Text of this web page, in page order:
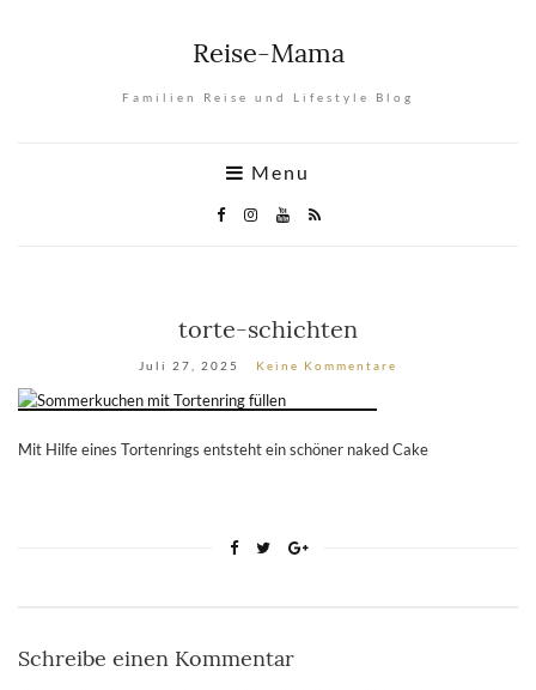
Reise-Mama
Familien Reise und Lifestyle Blog
Menu
torte-schichten
Juli 27, 2025 Keine Kommentare
Mit Hilfe eines Tortenrings entsteht ein schöner naked Cake
Schreibe einen Kommentar